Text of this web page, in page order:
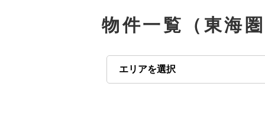
物件一覧（東海圏
エリアを選択